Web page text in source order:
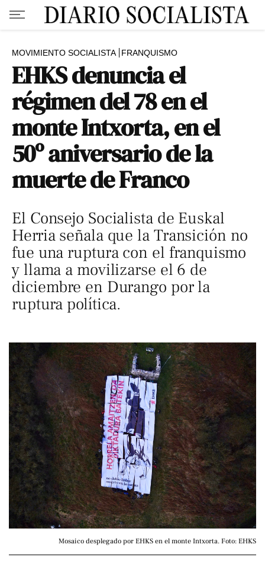
MOVIMIENTO SOCIALISTA FRANQUISMO
EHKS denuncia el
régimen del 78 en el
monte Intxorta, en el
50º aniversario de la
muerte de Franco
El Consejo Socialista de Euskal
Herria señala que la Transición no
fue una ruptura con el franquismo
y llama a movilizarse el 6 de
diciembre en Durango por la
ruptura política.
Mosaico desplegado por EHKS en el monte Intxorta. Foto: EHKS